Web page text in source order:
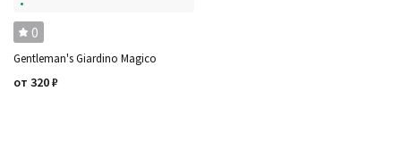
0
Gentleman's Giardino Magico
от 320₽